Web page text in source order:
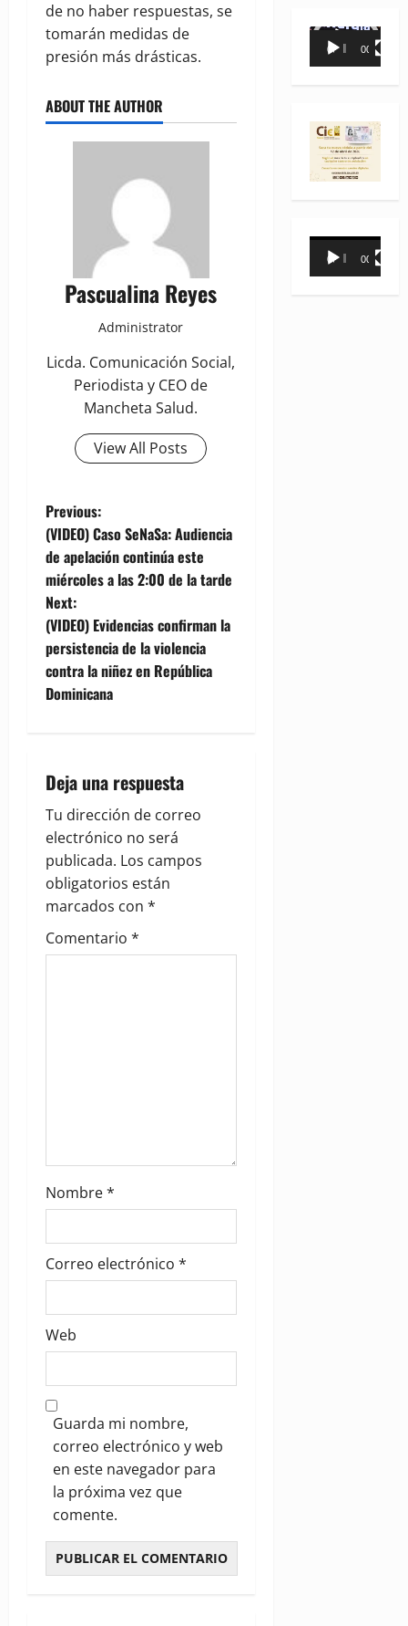
de no haber respuestas, se
tomarán medidas de
presión más drásticas.
ABOUT THE AUTHOR
Pascualina Reyes
Administrator
Licda. Comunicación Social,
Periodista y CEO de
Mancheta Salud.
View All Posts
P
o
s
t
n
a
i
g
a
t
i
Previous:
(VIDEO) Caso SeNaSa: Audiencia
de apelación continúa este
miércoles a las 2:00 de la tarde
Next:
(VIDEO) Evidencias confirman la
persistencia de la violencia
contra la niñez en República
Dominicana
Deja una respuesta
Tu dirección de correo
electrónico no será
publicada. Los campos
obligatorios están
marcados con *
Comentario *
Nombre*
Correo electrónico *
Web
Guarda mi nombre,
correo electrónico y web
en este navegador para
la próxima vez que
comente.
Reproductor
00:00 00:35
Reproductor
00:00 00:31